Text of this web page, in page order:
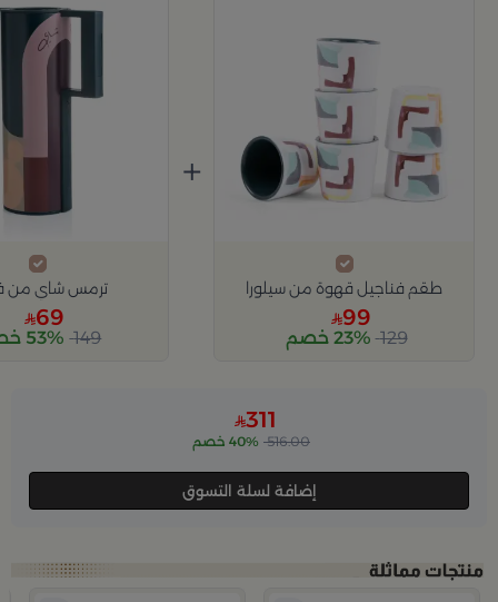
طقم فناجيل قهوة من سيلورا
99
129 23% خصم
+
ترمس شاي من
69
149 53% خصم
311
516.00 40% خصم
إضافة لسلة التسوق